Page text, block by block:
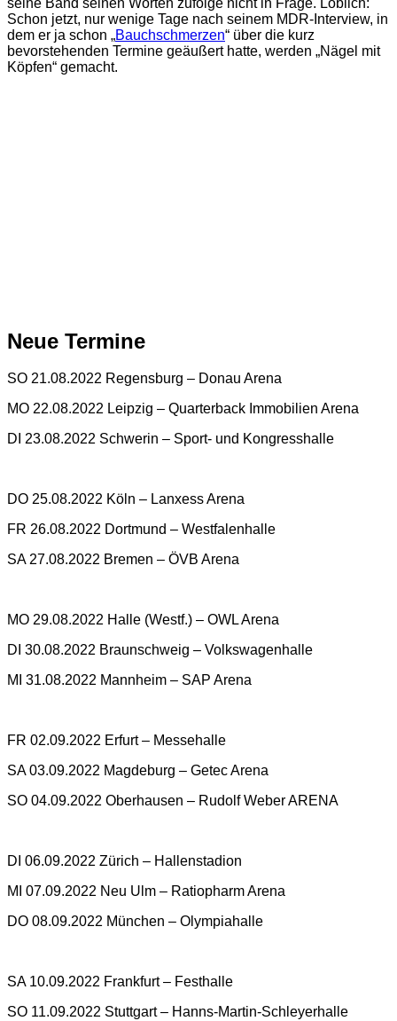
Schon jetzt, nur wenige Tage nach seinem MDR-Interview, in
dem er ja schon „Bauchschmerzen“ über die kurz
bevorstehenden Termine geäußert hatte, werden „Nägel mit
Köpfen“ gemacht.
Neue Termine
SO 21.08.2022 Regensburg – Donau Arena
MO 22.08.2022 Leipzig – Quarterback Immobilien Arena
DI 23.08.2022 Schwerin – Sport- und Kongresshalle
DO 25.08.2022 Köln – Lanxess Arena
FR 26.08.2022 Dortmund – Westfalenhalle
SA 27.08.2022 Bremen – ÖVB Arena
MO 29.08.2022 Halle (Westf.) – OWL Arena
DI 30.08.2022 Braunschweig – Volkswagenhalle
MI 31.08.2022 Mannheim – SAP Arena
FR 02.09.2022 Erfurt – Messehalle
SA 03.09.2022 Magdeburg – Getec Arena
SO 04.09.2022 Oberhausen – Rudolf Weber ARENA
DI 06.09.2022 Zürich – Hallenstadion
MI 07.09.2022 Neu Ulm – Ratiopharm Arena
DO 08.09.2022 München – Olympiahalle
SA 10.09.2022 Frankfurt – Festhalle
SO 11.09.2022 Stuttgart – Hanns-Martin-Schleyerhalle